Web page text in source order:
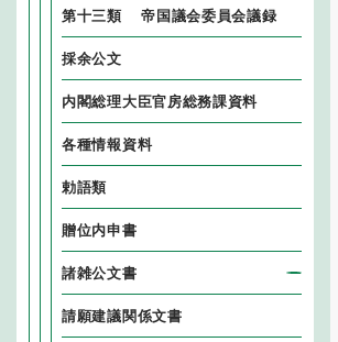
第十三類 帝国議会委員会議録
採余公文
内閣総理大臣官房総務課資料
各種情報資料
勅語類
贈位内申書
諸雑公文書
請願建議関係文書